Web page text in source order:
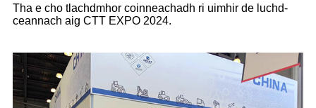
Tha e cho tlachdmhor coinneachadh ri uimhir de luchd-
ceannach aig CTT EXPO 2024.